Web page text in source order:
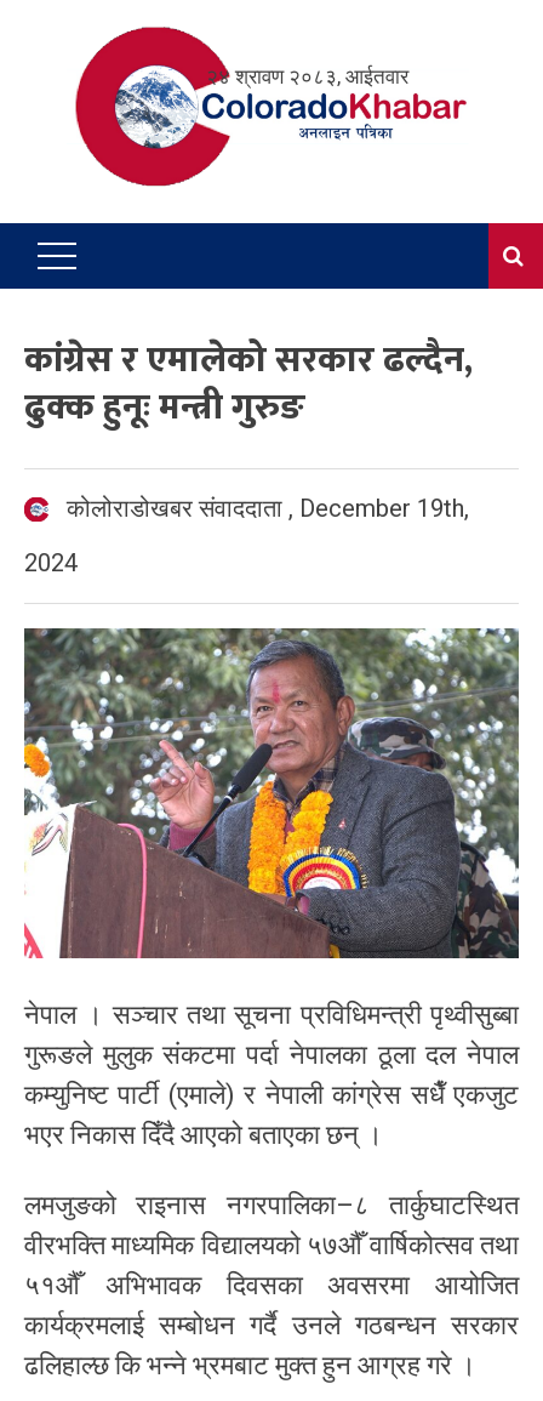
२४ श्रावण २०८३, आईतवार
कांग्रेस र एमालेको सरकार ढल्दैन,
ढुक्क हुनूः मन्त्री गुरुङ
कोलोराडोखबर संवाददाता , December 19th,
2024
नेपाल । सञ्चार तथा सूचना प्रविधिमन्त्री पृथ्वीसुब्बा
गुरूङले मुलुक संकटमा पर्दा नेपालका ठूला दल नेपाल
कम्युनिष्ट पार्टी (एमाले) र नेपाली कांग्रेस सधैँ एकजुट
भएर निकास दिँदै आएको बताएका छन् ।
लमजुङको राइनास नगरपालिका–८ तार्कुघाटस्थित
वीरभक्ति माध्यमिक विद्यालयको ५७औँ वार्षिकोत्सव तथा
५१औँ अभिभावक दिवसका अवसरमा आयोजित
कार्यक्रमलाई सम्बोधन गर्दै उनले गठबन्धन सरकार
ढलिहाल्छ कि भन्ने भ्रमबाट मुक्त हुन आग्रह गरे ।